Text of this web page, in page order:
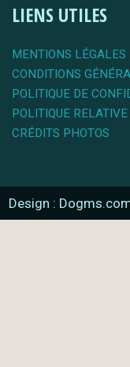
LIENS UTILES
MENTIONS LÉGALES
CONDITIONS
POLITIQUE DE
POLITIQUE
CRÉDITS PHOTOS
Design :